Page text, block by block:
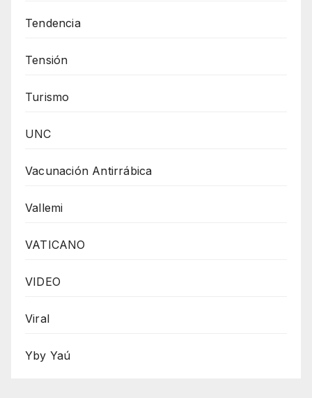
Tendencia
Tensión
Turismo
UNC
Vacunación Antirrábica
Vallemi
VATICANO
VIDEO
Viral
Yby Yaú